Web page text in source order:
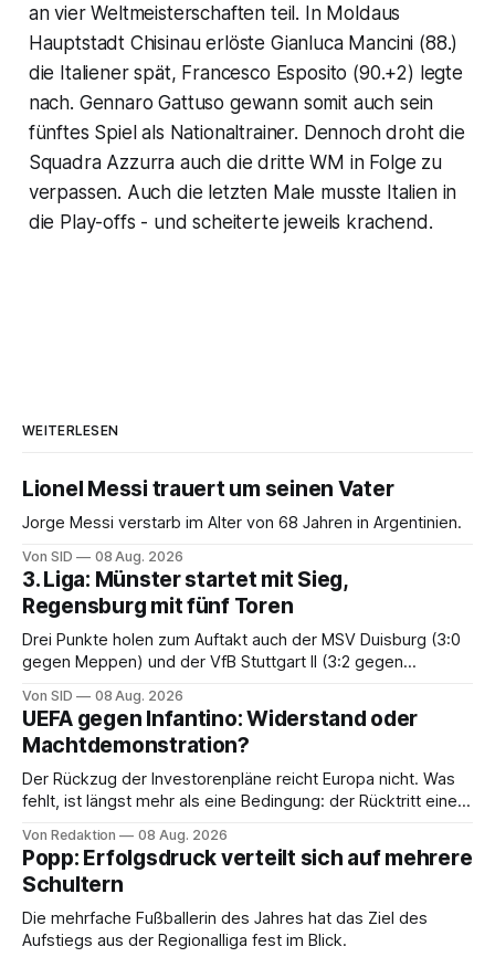
an vier Weltmeisterschaften teil. In Moldaus
Hauptstadt Chisinau erlöste Gianluca Mancini (88.)
die Italiener spät, Francesco Esposito (90.+2) legte
nach. Gennaro Gattuso gewann somit auch sein
fünftes Spiel als Nationaltrainer. Dennoch droht die
Squadra Azzurra auch die dritte WM in Folge zu
verpassen. Auch die letzten Male musste Italien in
die Play-offs - und scheiterte jeweils krachend.
WEITERLESEN
Lionel Messi trauert um seinen Vater
Jorge Messi verstarb im Alter von 68 Jahren in Argentinien.
Von SID 08 Aug. 2026
3. Liga: Münster startet mit Sieg,
Regensburg mit fünf Toren
Drei Punkte holen zum Auftakt auch der MSV Duisburg (3:0
gegen Meppen) und der VfB Stuttgart II (3:2 gegen
Von SID 08 Aug. 2026
UEFA gegen Infantino: Widerstand oder
Machtdemonstration?
Der Rückzug der Investorenpläne reicht Europa nicht. Was
fehlt, ist längst mehr als eine Bedingung: der Rücktritt eines
Von Redaktion 08 Aug. 2026
Popp: Erfolgsdruck verteilt sich auf mehrere
Schultern
Die mehrfache Fußballerin des Jahres hat das Ziel des
Aufstiegs aus der Regionalliga fest im Blick.